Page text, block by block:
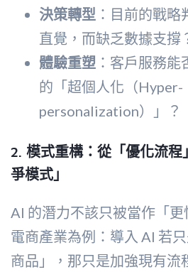
決策轉型 ：目前的戰
直覺，而缺乏數據支撐
體驗重塑 ：客戶服務
的「超個人化（Hyper-
personalization）」？
2. 模式重構：從「優化流
爭模式」
AI 的潛力不該只被當作「
電商產業為例：導入 AI 若
商品」，那只是加強現有流